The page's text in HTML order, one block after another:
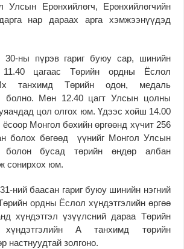
Улсын Ерөнхийлөгч, Ерөнхийлөгчийн
нар дараах арга хэмжээнүүдэд
30-ны пүрэв гариг буюу сар, шинийн
11.40 цагаас Төрийн ордны Ёслол
танхимд Төрийн одон, медаль
болно. Мөн 12.40 цагт Улсын цолны
цол олгох юм. Үдээс хойш 14.00
Монгол бөхийн өргөөнд хүчит 256
болох бөгөөд үүнийг Монгол Улсын
болон бусад төрийн өндөр албан
сонирхох юм.
ний баасан гариг буюу шинийн нэгний
ордны Ёслол хүндэтгэлийн өргөө
хүндэтгэл үзүүлсний дараа Төрийн
А танхимд төрийн
настнуудтай золгоно.